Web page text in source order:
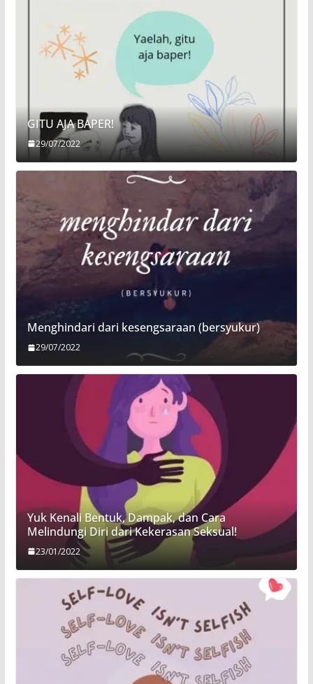
GITU AJA BAPER!
29/07/2022
Menghindari dari kesengsaraan (bersyukur)
29/07/2022
Yuk Kenali Bentuk, Dampak, dan Cara
Melindungi Diri dari Kekerasan Seksual!
23/01/2022